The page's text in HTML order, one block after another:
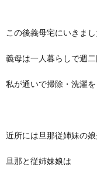
この後義母宅にいきまし
義母は一人暮らしで週二
私が通いで掃除・洗濯を
近所には旦那従姉妹の娘
旦那と従姉妹娘は